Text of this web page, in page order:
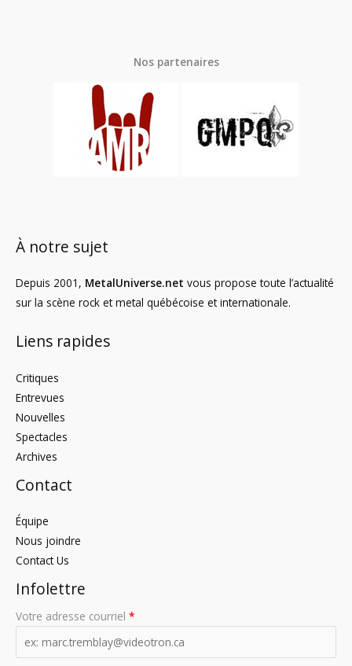
Nos partenaires
À notre sujet
Depuis 2001, MetalUniverse.net vous propose toute l’actualité
sur la scène rock et metal québécoise et internationale.
Liens rapides
Critiques
Entrevues
Nouvelles
Spectacles
Archives
Contact
Équipe
Nous joindre
Contact Us
Infolettre
Votre adresse courriel *